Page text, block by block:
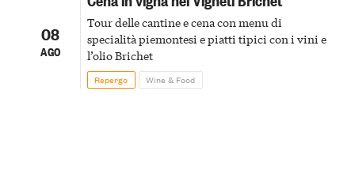
08
AGO
Tour delle cantine e cena con menu di
specialità piemontesi e piatti tipici con i vini e
l’olio Brichet
Repergo Wine & Food